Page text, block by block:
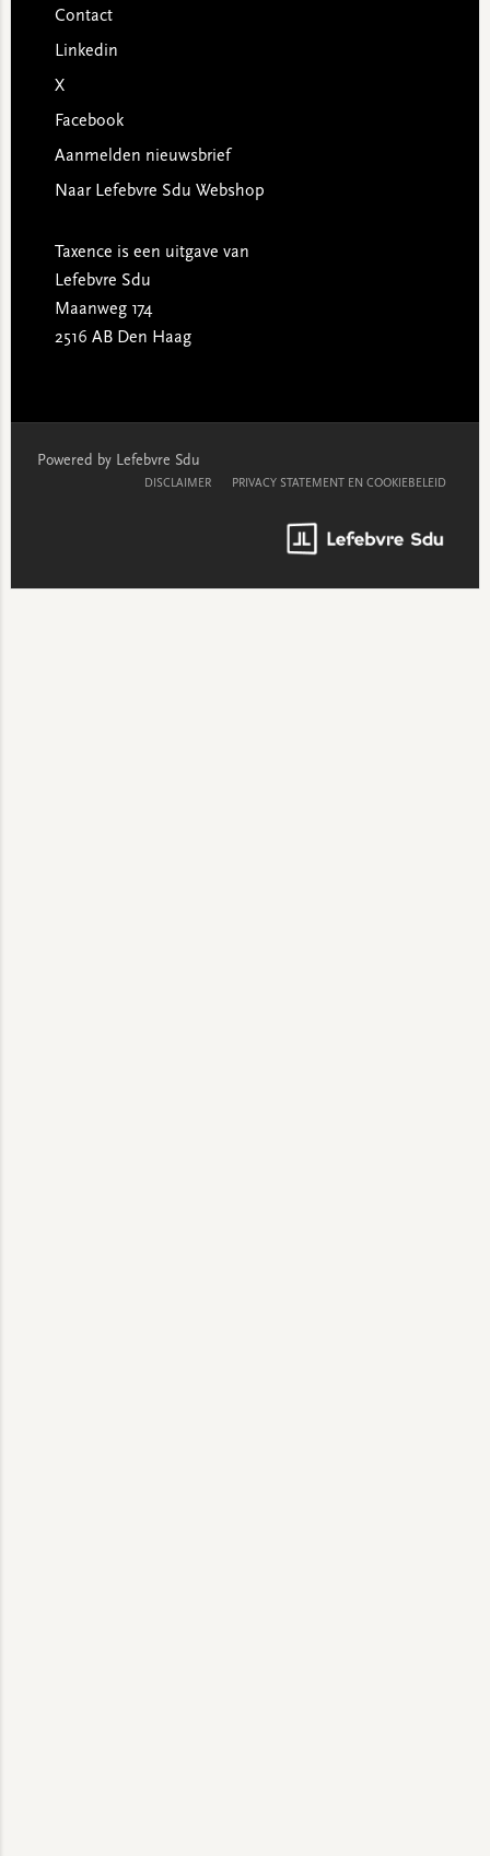
Contact
Linkedin
X
Facebook
Aanmelden nieuwsbrief
Naar Lefebvre Sdu Webshop
Taxence is een uitgave van
Lefebvre Sdu
Maanweg 174
2516 AB Den Haag
Powered by Lefebvre Sdu
DISCLAIMER PRIVACY STATEMENT EN COOKIEBELEID